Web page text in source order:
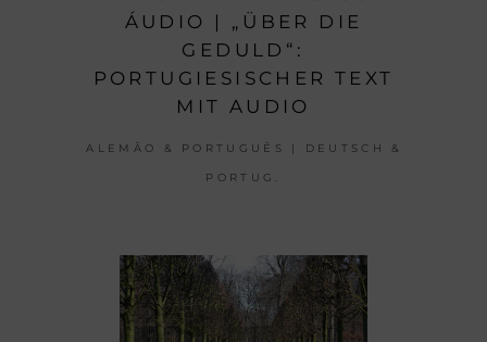
ÁUDIO | „ÜBER DIE
GEDULD“:
PORTUGIESISCHER TEXT
MIT AUDIO
ALEMÃO & PORTUGUÊS | DEUTSCH &
PORTUG.